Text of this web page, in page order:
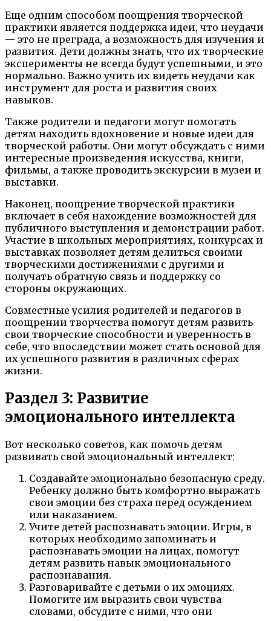
Еще одним способом поощрения творческой
практики является поддержка идеи, что неудачи
— это не преграда, а возможность для изучения и
развития. Дети должны знать, что их творческие
эксперименты не всегда будут успешными, и это
нормально. Важно учить их видеть неудачи как
инструмент для роста и развития своих
навыков.
Также родители и педагоги могут помогать
детям находить вдохновение и новые идеи для
творческой работы. Они могут обсуждать с ними
интересные произведения искусства, книги,
фильмы, а также проводить экскурсии в музеи и
выставки.
Наконец, поощрение творческой практики
включает в себя нахождение возможностей для
публичного выступления и демонстрации работ.
Участие в школьных мероприятиях, конкурсах и
выставках позволяет детям делиться своими
творческими достижениями с другими и
получать обратную связь и поддержку со
стороны окружающих.
Совместные усилия родителей и педагогов в
поощрении творчества помогут детям развить
свои творческие способности и уверенность в
себе, что впоследствии может стать основой для
их успешного развития в различных сферах
жизни.
Раздел 3: Развитие
эмоционального интеллекта
Вот несколько советов, как помочь детям
развивать свой эмоциональный интеллект:
Создавайте эмоционально безопасную среду.
Ребенку должно быть комфортно выражать
свои эмоции без страха перед осуждением
или наказанием.
Учите детей распознавать эмоции. Игры, в
которых необходимо запоминать и
распознавать эмоции на лицах, помогут
детям развить навык эмоционального
распознавания.
Разговаривайте с детьми о их эмоциях.
Помогите им выразить свои чувства
словами, обсудите с ними, что они